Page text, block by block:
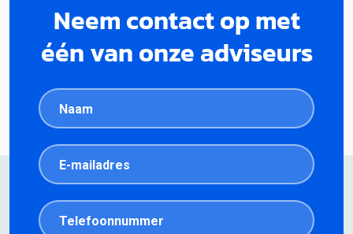
Neem contact op met
één van onze adviseurs